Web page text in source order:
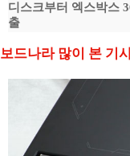
디스크부터 엑스박스
출
보드나라 많이 본 기